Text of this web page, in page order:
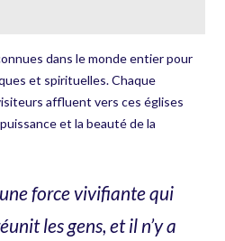
dans le monde entier pour
et spirituelles. Chaque
affluent vers ces églises
et la beauté de la
force vivifiante qui
les gens, et il n’y a